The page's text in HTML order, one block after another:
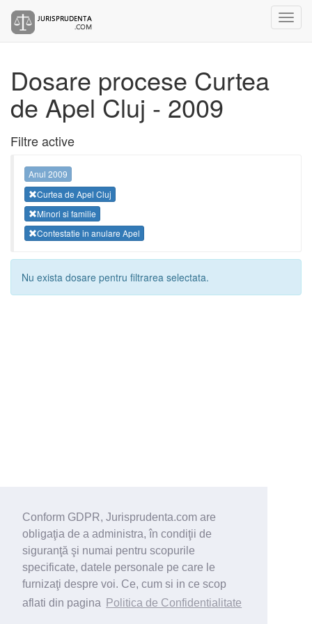
Conform GDPR, Jurisprudenta.com are
obligaţia de a administra, în condiţii de
siguranţă şi numai pentru scopurile
specificate, datele personale pe care le
furnizaţi despre voi. Ce, cum si in ce scop
aflati din pagina
Politica de Confidentialitate
Dosare procese Curtea
de Apel Cluj - 2009
Filtre active
Anul 2009
Curtea de Apel Cluj
Minori si familie
Contestatie in anulare Apel
Nu exista dosare pentru filtrarea selectata.